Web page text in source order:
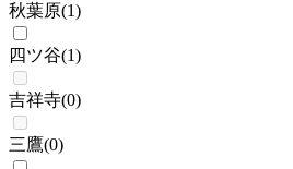
秋葉原(1)
四ツ谷(1)
吉祥寺(0)
三鷹(0)